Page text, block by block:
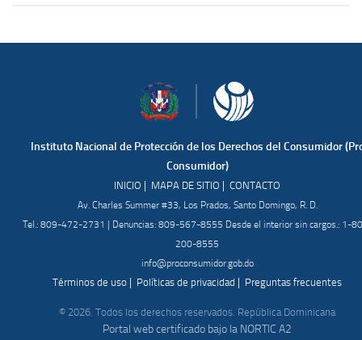
Instituto Nacional de Protección de los Derechos del Consumidor
Consumidor)
INICIO | MAPA DE SITIO | CONTACTO
Av. Charles Summer #33, Los Prados, Santo Domingo, R. D.
Tel.: 809-472-2731 | Denuncias: 809-567-8555 Desde el interior sin cargos.: 1-
200-8555
info@proconsumidor.gob.do
Términos de uso | Políticas de privacidad | Preguntas frecuentes
© 2026. Todos los derechos reservados. República Dominicana
Portal web certificado bajo la NORTIC A2